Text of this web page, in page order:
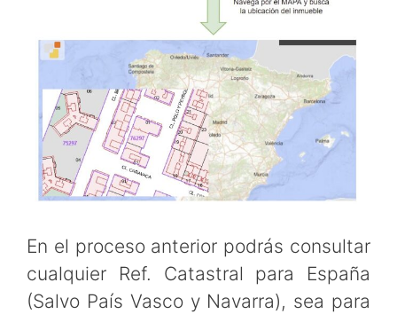
En el proceso anterior podrás consultar
cualquier Ref. Catastral para España
(Salvo País Vasco y Navarra), sea para